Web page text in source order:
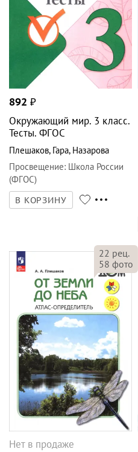
892 ₽
Окружающий мир. 3 класс.
Тесты. ФГОС
Плешаков, Гара, Назарова
Просвещение: Школа России
(ФГОС)
В КОРЗИНУ
22 рец.
58 фото
Нет в продаже